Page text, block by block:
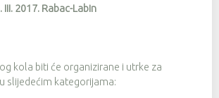
III. 2017. Rabac-Labin
kola biti će organizirane i utrke za
slijedećim kategorijama: